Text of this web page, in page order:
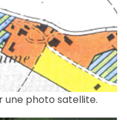
une photo satellite.